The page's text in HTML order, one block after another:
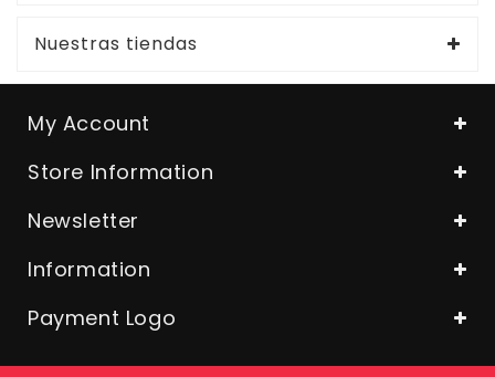
Nuestras tiendas
My Account
Store Information
Newsletter
Information
Payment Logo